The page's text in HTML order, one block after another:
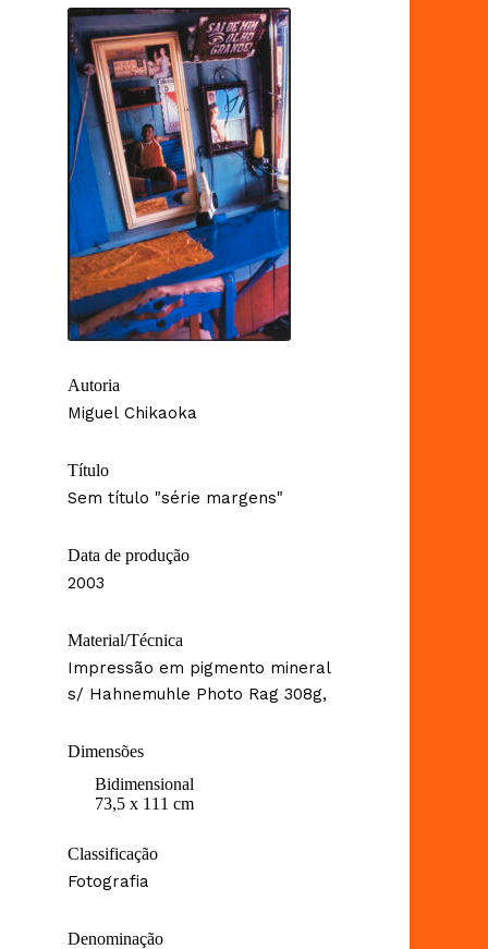
Autoria
Miguel Chikaoka
Título
Sem título "série margens"
Data de produção
2003
Material/Técnica
Impressão em pigmento mineral
s/ Hahnemuhle Photo Rag 308g,
Dimensões
Bidimensional
73,5 x 111 cm
Classificação
Fotografia
Denominação